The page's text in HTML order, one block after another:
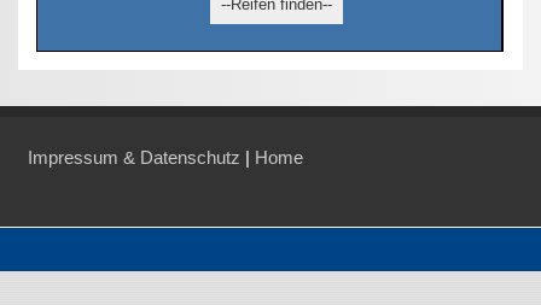
Impressum & Datenschutz | Home